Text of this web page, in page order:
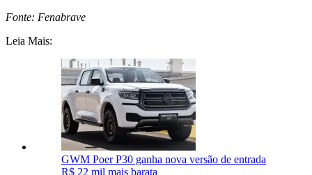
Fonte: Fenabrave
Leia Mais:
GWM Poer P30 ganha nova versão de entrada
R$ 22 mil mais barata